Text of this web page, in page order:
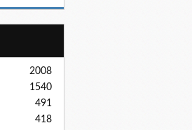
2008
1540
491
418